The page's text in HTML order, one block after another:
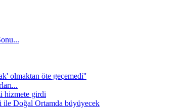
olmaktan öte geçemedi''
hizmete girdi
Doğal Ortamda büyüyecek